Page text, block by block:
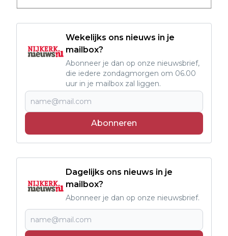
Wekelijks ons nieuws in je
mailbox?
Abonneer je dan op onze nieuwsbrief,
die iedere zondagmorgen om 06.00
uur in je mailbox zal liggen.
Abonneren
Dagelijks ons nieuws in je
mailbox?
Abonneer je dan op onze nieuwsbrief.